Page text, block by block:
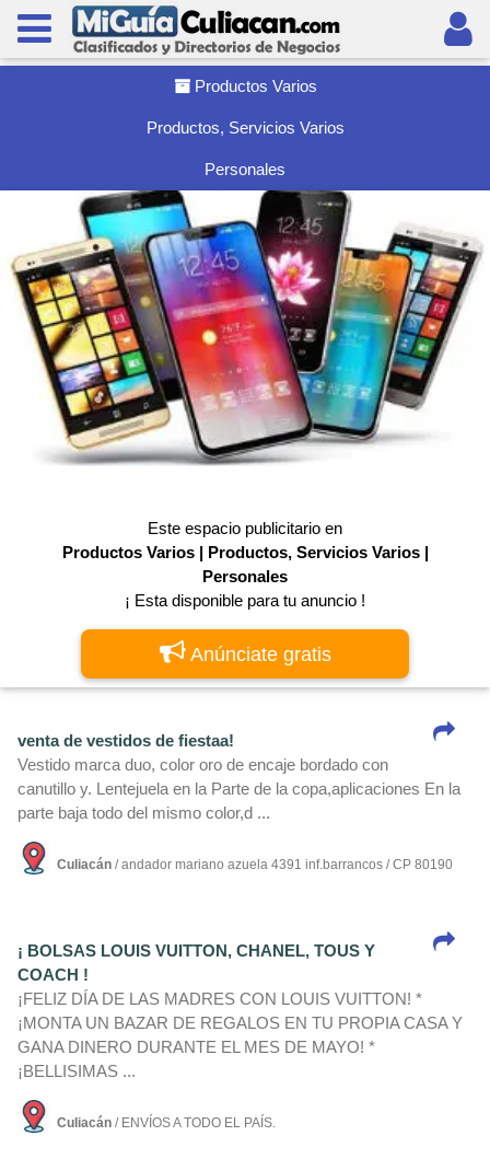
Productos Varios
Productos, Servicios Varios
Personales
Este espacio publicitario en
Productos Varios | Productos, Servicios Varios |
Personales
¡ Esta disponible para tu anuncio !
Anúnciate gratis
venta de vestidos de fiestaa!
Vestido marca duo, color oro de encaje bordado con
canutillo y. Lentejuela en la Parte de la copa,aplicaciones En la
parte baja todo del mismo color,d ...
Culiacán / andador mariano azuela 4391 inf.barrancos / CP 80190
¡ BOLSAS LOUIS VUITTON, CHANEL, TOUS Y
COACH !
¡FELIZ DÍA DE LAS MADRES CON LOUIS VUITTON! *
¡MONTA UN BAZAR DE REGALOS EN TU PROPIA CASA Y
GANA DINERO DURANTE EL MES DE MAYO! *
¡BELLISIMAS ...
Culiacán / ENVÍOS A TODO EL PAÍS.